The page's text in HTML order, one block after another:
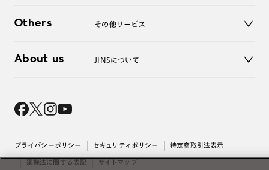
お問い合わせ
Others その他サービス
レンズ交換
About us JINSについて
採用情報
出店について
プライバシーポリシー セキュリティポリシー 特定商取引法表示
薬機法に関する表記 サイトマップ